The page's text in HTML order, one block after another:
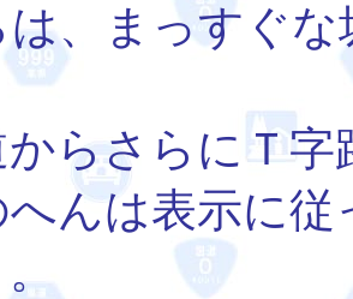
、まっすぐ
らさらにＴ字
んは表示に